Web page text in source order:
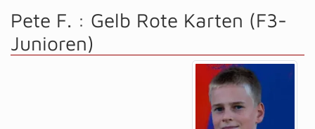
Pete F. : Gelb Rote Karten (F3-
Junioren)